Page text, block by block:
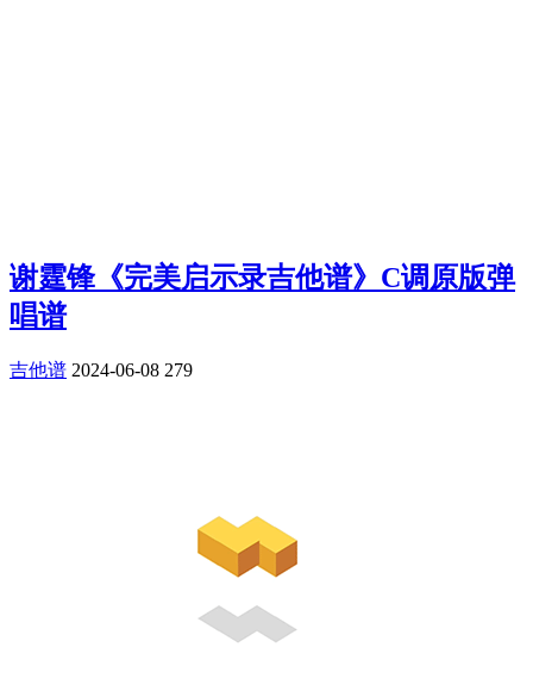
谢霆锋《完美启示录吉他谱》C调原版弹
唱谱
吉他谱 2024-06-08 279